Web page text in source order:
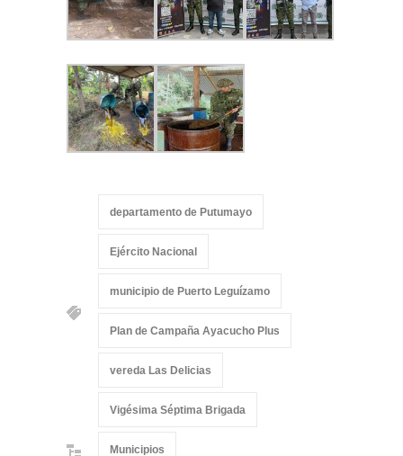
departamento de Putumayo
Ejército Nacional
municipio de Puerto Leguízamo
Plan de Campaña Ayacucho Plus
vereda Las Delicias
Vigésima Séptima Brigada
Municipios